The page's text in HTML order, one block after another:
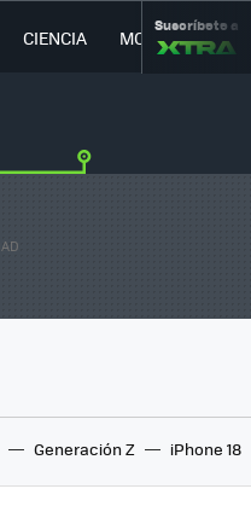
CIENCIA MOVILIDAD
Suscríbete a
Generación Z iPhone 18